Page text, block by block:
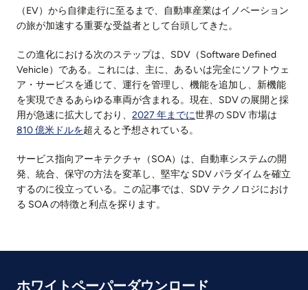
（EV）から自律走行に至るまで、自動車産業はイノベーション
の旅が加速する重要な受益者として台頭してきた。
この進化における次のステップは、SDV（Software Defined
Vehicle）である。これには、主に、あるいは完全にソフトウェ
ア・サービスを通じて、運行を管理し、機能を追加し、新機能
を実現できるあらゆる車両が含まれる。現在、SDV の展開と採
用が急速に拡大しており、 2027 年までに世界の SDV 市場は
810 億米ドルを超えると予想されている。
サービス指向アーキテクチャ（SOA）は、自動車システムの開
発、統合、保守の方法を変革し、堅牢な SDV パラダイムを確立
するのに役立っている。この記事では、SDV テクノロジにおけ
る SOA の特徴と利点を探ります。
ホワイトペーパーダウンロード